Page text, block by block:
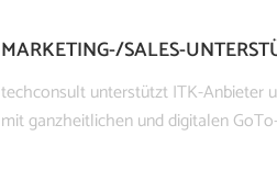
MARKETING-/SALES-
techconsult unterstützt ITK-Anbieter
mit ganzheitlichen und digitalen